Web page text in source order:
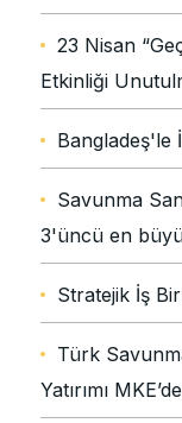
23 Nisan
Etkinliği
Bangladeş'le
Savunma
3'üncü en
Stratejik İş
Türk
Yatırımı